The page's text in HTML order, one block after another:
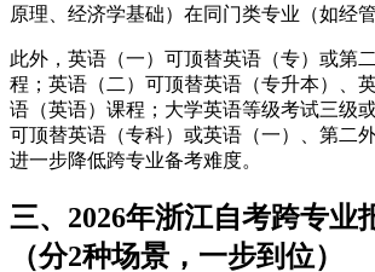
原理、经济学基础）在同门类专业（如经
此外，英语（一）可顶替英语（专）或第
程；英语（二）可顶替英语（专升本）、
语（英语）课程；大学英语等级考试三级
可顶替英语（专科）或英语（一）、第二
进一步降低跨专业备考难度。
三、2026年浙江自考跨专业
（分2种场景，一步到位）